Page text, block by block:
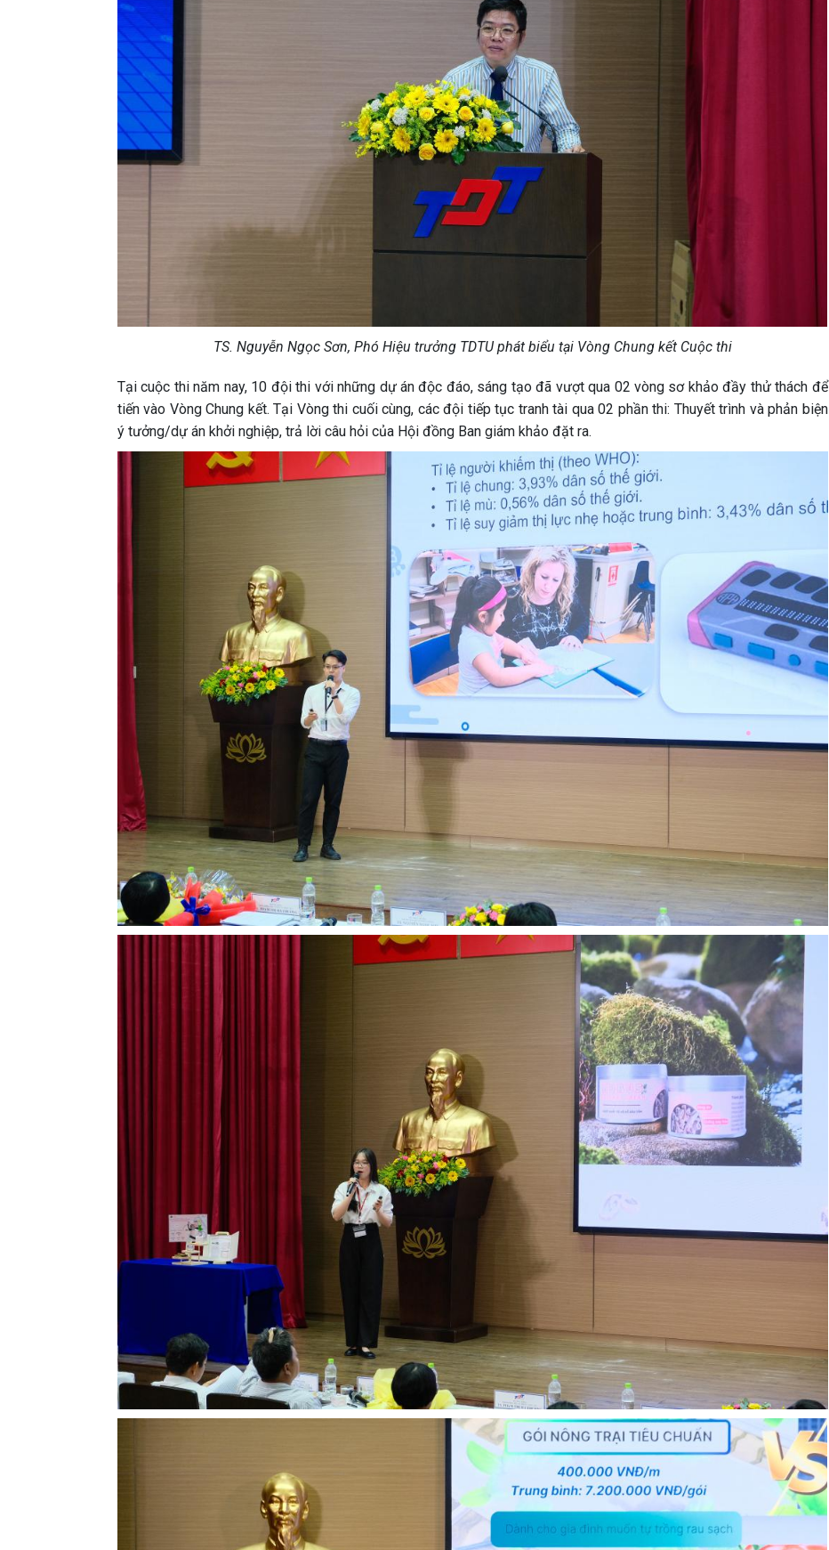
TS. Nguyễn Ngọc Sơn, Phó Hiệu trưởng TDTU phát biểu tại Vòng Chung kết Cuộc thi
Tại cuộc thi năm nay, 10 đội thi với những dự án độc đáo, sáng tạo đã vượt qua 02 vòng sơ khảo đầy thử thách để
tiến vào Vòng Chung kết. Tại Vòng thi cuối cùng, các đội tiếp tục tranh tài qua 02 phần thi: Thuyết trình và phản biện
ý tưởng/dự án khởi nghiệp, trả lời câu hỏi của Hội đồng Ban giám khảo đặt ra.